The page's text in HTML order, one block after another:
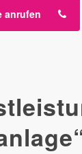
anrufen